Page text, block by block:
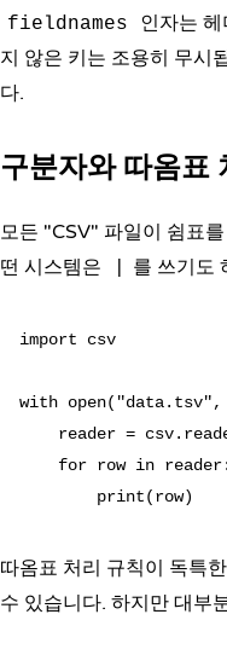
fieldnames 인자는
지 않은 키는 조용히 무시
다.
구분자와 따옴표
모든 "CSV" 파일이 쉼표
떤 시스템은
를 쓰기도
import csv
with
reader =
    for row in reader:
따옴표 처리 규칙이 독특
수 있습니다. 하지만 대부